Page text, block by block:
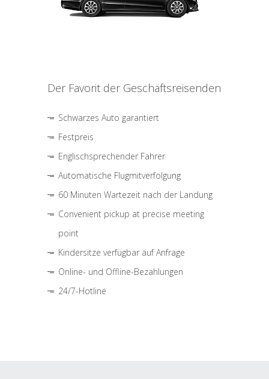
Der Favorit der Geschäftsreisenden
Schwarzes Auto garantiert
Festpreis
Englischsprechender Fahrer
Automatische Flugmitverfolgung
60 Minuten Wartezeit nach der Landung
Convenient pickup at precise meeting
point
Kindersitze verfügbar auf Anfrage
Online- und Offline-Bezahlungen
24/7-Hotline